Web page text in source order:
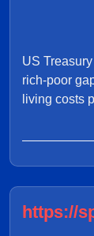
US
rich-poor
living costs
https://